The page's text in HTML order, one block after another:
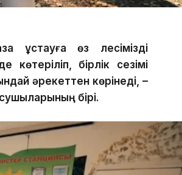
өз үлесімізді
бірлік сезімі
әрекеттен көрінеді, –
бірі.